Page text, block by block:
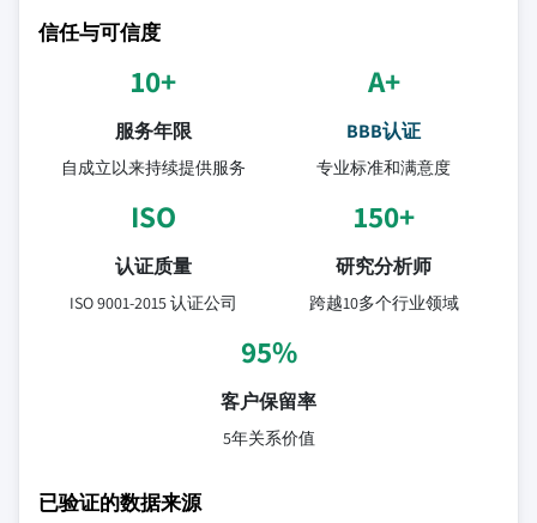
信任与可信度
10+
服务年限
自成立以来持续提供服务
A+
BBB认证
专业标准和满意度
ISO
认证质量
ISO 9001-2015 认证公司
150+
研究分析师
跨越10多个行业领域
95%
客户保留率
5年关系价值
已验证的数据来源